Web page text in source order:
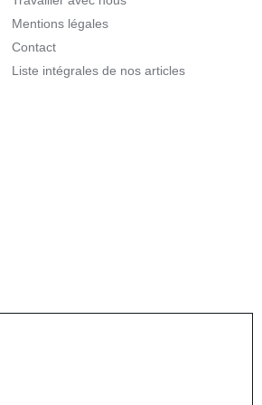
Mentions légales
Contact
Liste intégrales de nos articles